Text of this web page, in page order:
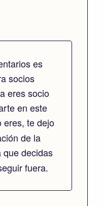
es
socios
eres socio
en este
eres, te dejo
de la
que decidas
fuera.